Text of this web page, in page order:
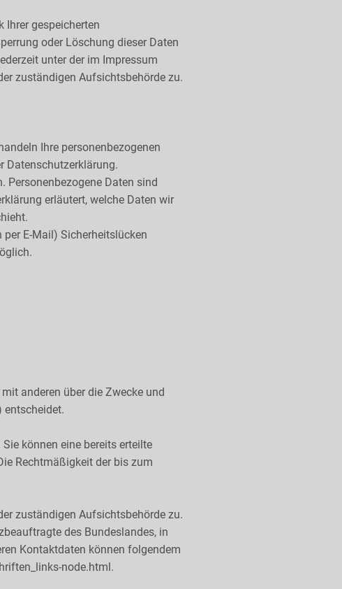
Ihrer gespeicherten
oder Löschung dieser Daten
unter der im Impressum
zuständigen Aufsichtsbehörde zu.
Ihre personenbezogenen
Datenschutzerklärung.
Personenbezogene Daten sind
erläutert, welche Daten wir
E-Mail) Sicherheitslücken
anderen über die Zwecke und
entscheidet.
können eine bereits erteilte
Rechtmäßigkeit der bis zum
zuständigen Aufsichtsbehörde zu.
des Bundeslandes, in
Kontaktdaten können folgendem
node.html.